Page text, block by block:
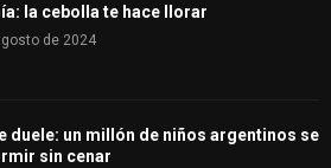
la cebolla te hace llorar
de 2024
duele: un millón de niños argentinos se
sin cenar